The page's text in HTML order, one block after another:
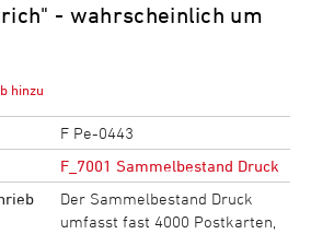
- wahrscheinlich um
hinzu
F Pe-0443
F_7001 Sammelbestand Druck
Der Sammelbestand Druck
umfasst fast 4000 Postkarten,